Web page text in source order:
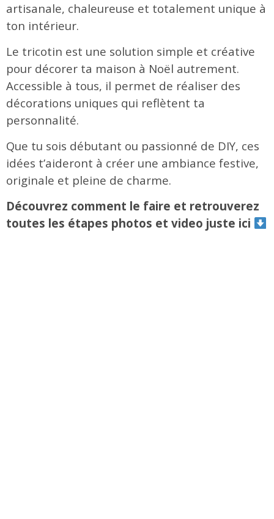
artisanale, chaleureuse et totalement unique à
ton intérieur.
Le tricotin est une solution simple et créative
pour décorer ta maison à Noël autrement.
Accessible à tous, il permet de réaliser des
décorations uniques qui reflètent ta
personnalité.
Que tu sois débutant ou passionné de DIY, ces
idées t’aideront à créer une ambiance festive,
originale et pleine de charme.
Découvrez comment le faire et retrouverez
toutes les étapes photos et video juste ici